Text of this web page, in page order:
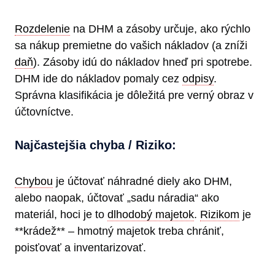
Rozdelenie na DHM a zásoby určuje, ako rýchlo
sa nákup premietne do vašich nákladov (a zníži
daň). Zásoby idú do nákladov hneď pri spotrebe.
DHM ide do nákladov pomaly cez odpisy.
Správna klasifikácia je dôležitá pre verný obraz v
účtovníctve.
Najčastejšia chyba / Riziko:
Chybou je účtovať náhradné diely ako DHM,
alebo naopak, účtovať „sadu náradia“ ako
materiál, hoci je to dlhodobý majetok. Rizikom je
**krádež** – hmotný majetok treba chrániť,
poisťovať a inventarizovať.